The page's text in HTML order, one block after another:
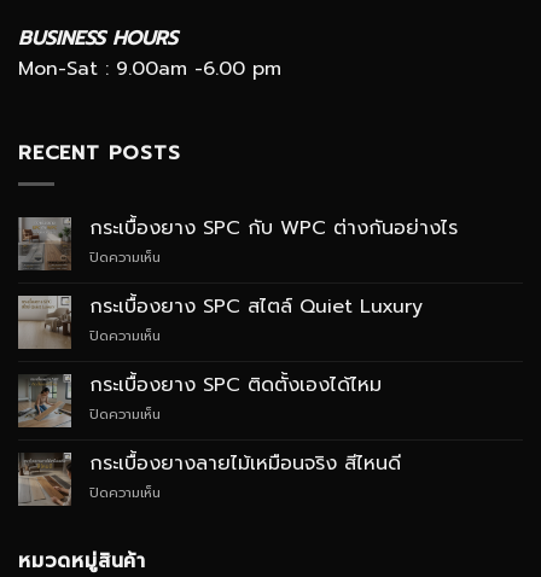
BUSINESS HOURS
Mon-Sat : 9.00am -6.00 pm
RECENT POSTS
กระเบื้องยาง SPC กับ WPC ต่างกันอย่างไร
ปิดความเห็น
ยาง
SPC
ต่าง
กระเบื้องยาง SPC สไตล์ Quiet Luxury
ปิดความเห็น
ยาง
SPC
Luxury
กระเบื้องยาง SPC ติดตั้งเองได้ไหม
ปิดความเห็น
ยาง
SPC
กระเบื้องยางลายไม้เหมือนจริง สีไหนดี
ปิดความเห็น
หมวดหมู่สินค้า